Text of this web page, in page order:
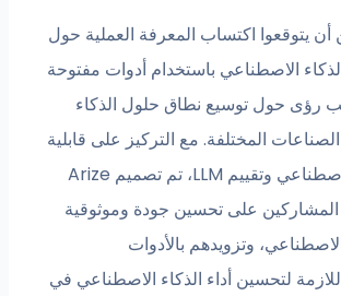
يتوقعوا اكتساب المعرفة العملية حول
الاصطناعي باستخدام أدوات مفتوحة
رؤى حول توسيع نطاق حلول الذكاء
المختلفة. مع التركيز على قابلية
مراقبة الذكاء الاصطناعي وتقييم LLM، تم تصميم Arize
المشاركين على تحسين جودة وموثوقية
وتزويدهم بالأدوات
لتحسين أداء الذكاء الاصطناعي في